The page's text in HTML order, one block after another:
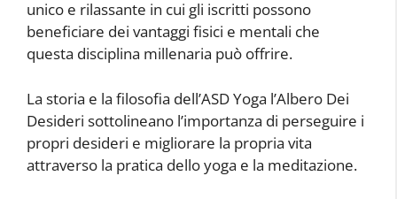
unico e rilassante in cui gli iscritti possono
beneficiare dei vantaggi fisici e mentali che
questa disciplina millenaria può offrire.
La storia e la filosofia dell’ASD Yoga l’Albero Dei
Desideri sottolineano l’importanza di perseguire i
propri desideri e migliorare la propria vita
attraverso la pratica dello yoga e la meditazione.